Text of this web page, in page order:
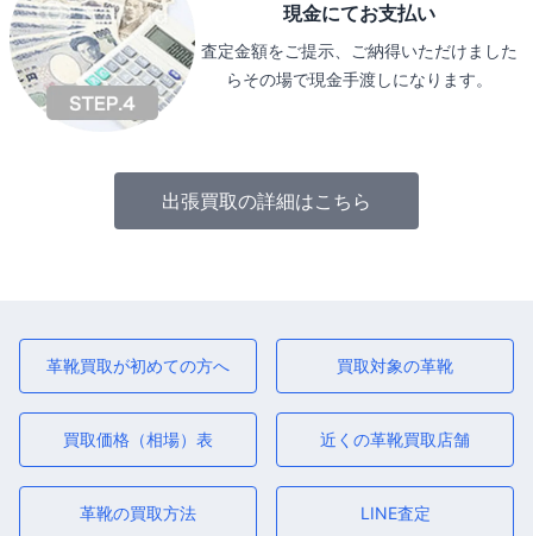
現金にてお支払い
査定金額をご提示、ご納得いただけました
らその場で現金手渡しになります。
出張買取の詳細はこちら
革靴買取が初めての方へ 買取対象の革靴
買取価格（相場）表 近くの革靴買取店舗
革靴の買取方法 LINE査定